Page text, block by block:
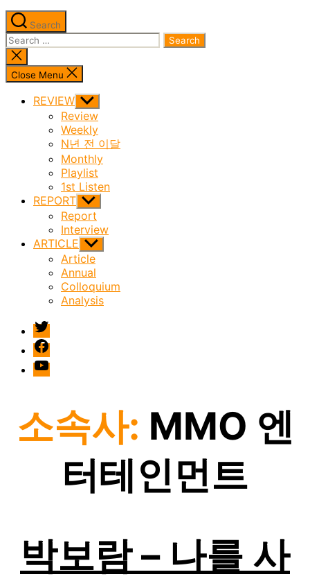
Search
Search
for:
Close
search
Close Menu
REVIEW Show
sub
menu
Review
Weekly
N년 전 이달
Monthly
Playlist
1st Listen
REPORT Show
sub
menu
Report
Interview
ARTICLE Show
sub
menu
Article
Annual
Colloquium
Analysis
twitter
facebook
Youtube
소속사: MMO 엔
터테인먼트
박보람 – 나를 사